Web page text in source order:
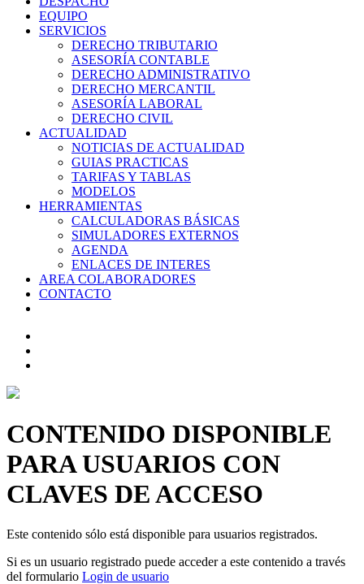
EQUIPO
SERVICIOS
DERECHO TRIBUTARIO
ASESORÍA CONTABLE
DERECHO ADMINISTRATIVO
DERECHO MERCANTIL
ASESORÍA LABORAL
DERECHO CIVIL
ACTUALIDAD
NOTICIAS DE ACTUALIDAD
GUIAS PRACTICAS
TARIFAS Y TABLAS
MODELOS
HERRAMIENTAS
CALCULADORAS BÁSICAS
SIMULADORES EXTERNOS
AGENDA
ENLACES DE INTERES
AREA COLABORADORES
CONTACTO
CONTENIDO DISPONIBLE
PARA USUARIOS CON
CLAVES DE ACCESO
Este contenido sólo está disponible para usuarios registrados.
Si es un usuario registrado puede acceder a este contenido a través
del formulario Login de usuario